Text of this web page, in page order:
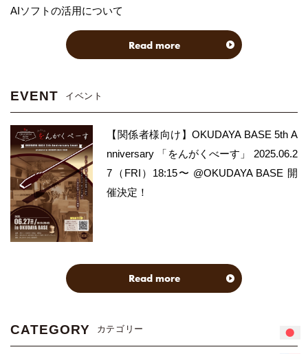
AIソフトの活用について
Read more
EVENT イベント
【関係者様向け】OKUDAYA BASE 5th A
nniversary 「をんがくべーす」 2025.06.2
7（FRI）18:15〜 @OKUDAYA BASE 開
催決定！
Read more
CATEGORY カテゴリー